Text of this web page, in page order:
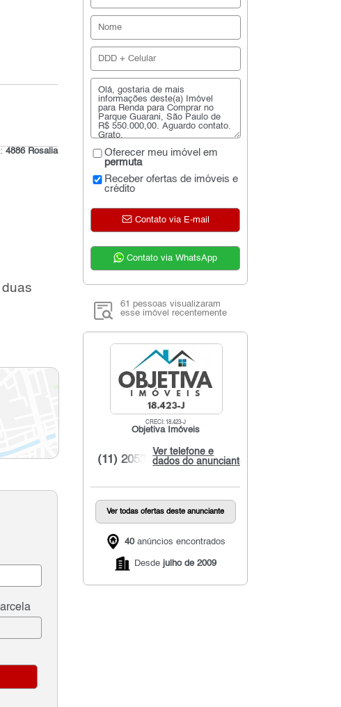
4886 Rosalia
Oferecer meu imóvel em
permuta
Receber ofertas de imóveis e
crédito
Contato via E-mail
Contato via WhatsApp
61 pessoas visualizaram
esse imóvel recentemente
CRECI: 18.423-J
Objetiva Imóveis
Ver telefone e
dados do anunciante
(11) 2053...
Ver todas ofertas deste anunciante
40anúncios encontrados
Desde julho de 2009